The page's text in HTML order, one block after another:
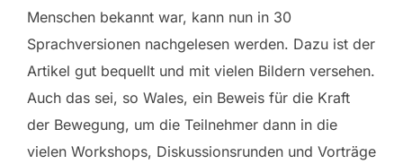
Menschen bekannt war, kann nun in 30
Sprachversionen nachgelesen werden. Dazu ist der
Artikel gut bequellt und mit vielen Bildern versehen.
Auch das sei, so Wales, ein Beweis für die Kraft
der Bewegung, um die Teilnehmer dann in die
vielen Workshops, Diskussionsrunden und Vorträge